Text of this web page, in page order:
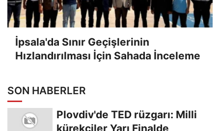
İpsala'da Sınır Geçişlerinin
Hızlandırılması İçin Sahada İnceleme
SON HABERLER
Plovdiv'de TED rüzgarı: Milli
kürekçiler Yarı Finalde